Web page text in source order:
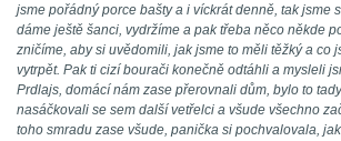
jsme pořádný porce bašty a i víckrát denně, tak jsme
dáme ještě šanci, vydržíme a pak třeba něco někde
zničíme, aby si uvědomili, jak jsme to měli těžký a co
vytrpět. Pak ti cizí bourači konečně odtáhli a mysleli
Prdlajs, domácí nám zase přerovnali dům, bylo to
nasáčkovali se sem další vetřelci a všude všechno
toho smradu zase všude, panička si pochvalovala,